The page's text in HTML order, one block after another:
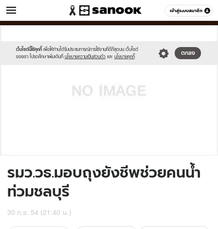
เข้าสู่ระบบสมาชิก
ข่าว หมวดอื่นๆ
เว็บไซต์นี้ใช้คุกกี้ เพื่อให้ท่านได้รับประสบการณ์การใช้งานที่ดีที่สุดบน เว็บไซต์
ของเรา โปรดศึกษาเพิ่มเติมที่ นโยบายความเป็นส่วนตัว และ นโยบายคุกกี้
ตกลง
sanook.png
image.jpg
รมว.วธ.มอบถุงยังชีพช่วยคนน้ำ
ท่วมชลบุรี
30 ก.ย. 54 (21:40 น.)